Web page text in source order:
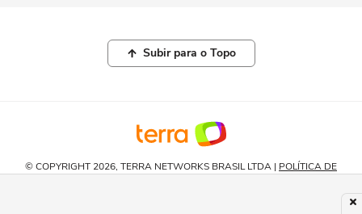
Subir para o Topo
© COPYRIGHT 2026, TERRA NETWORKS BRASIL LTDA | POLÍTICA DE